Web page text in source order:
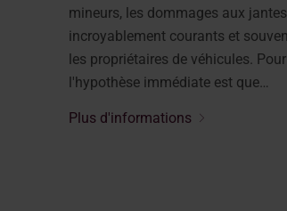
mineurs, les dommages aux
incroyablement courants et
les propriétaires de véhicules.
l'hypothèse immédiate est que…
Plus d'informations